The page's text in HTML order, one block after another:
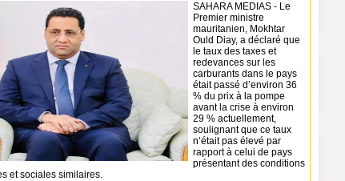
SAHARA MEDIAS - Le
Premier ministre
mauritanien, Mokhtar
Ould Diay, a déclaré que
le taux des taxes et
redevances sur les
carburants dans le pays
était passé d’environ 36
% du prix à la pompe
avant la crise à environ
29 % actuellement,
soulignant que ce taux
n’était pas élevé par
rapport à celui de pays
présentant des conditions
et sociales similaires.